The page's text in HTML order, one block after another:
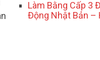
Làm Bằng Cấp 3
Động Nhật Bản –